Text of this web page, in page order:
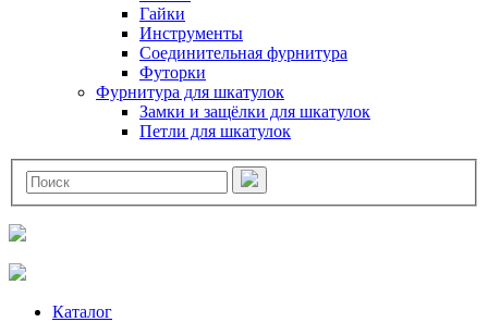
Гайки
Инструменты
Соединительная фурнитура
Футорки
Фурнитура для шкатулок
Замки и защёлки для шкатулок
Петли для шкатулок
Каталог